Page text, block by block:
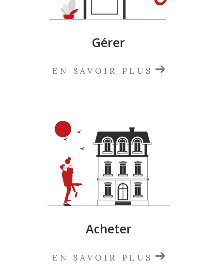
Gérer
EN SAVOIR PLUS
Acheter
EN SAVOIR PLUS